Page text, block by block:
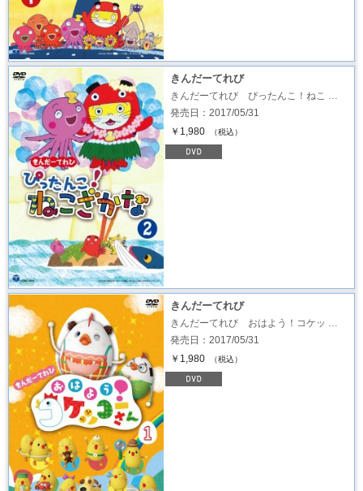
きんだーてれび
きんだーてれび ぴったんこ！ねこ …
発売日：2017/05/31
￥1,980
（税込）
きんだーてれび
きんだーてれび おはよう！コケッ …
発売日：2017/05/31
￥1,980
（税込）